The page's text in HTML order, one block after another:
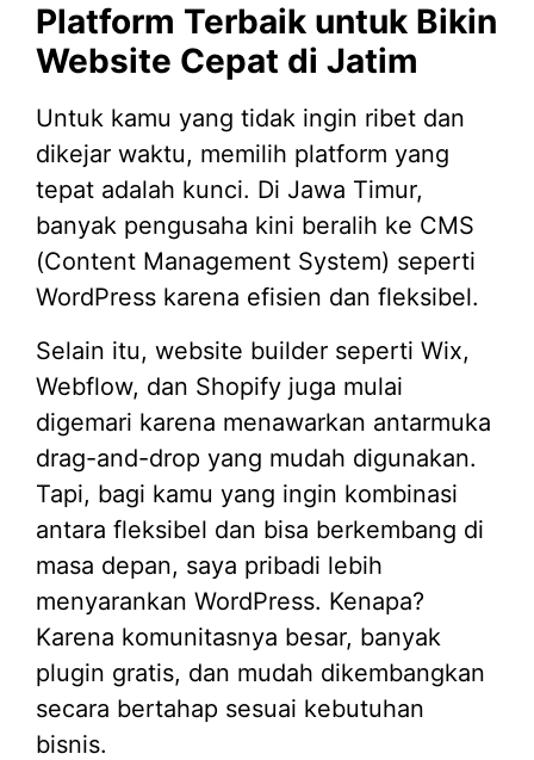
Platform Terbaik untuk Bikin
Website Cepat di Jatim
Untuk kamu yang tidak ingin ribet dan
dikejar waktu, memilih platform yang
tepat adalah kunci. Di Jawa Timur,
banyak pengusaha kini beralih ke CMS
(Content Management System) seperti
WordPress karena efisien dan fleksibel.
Selain itu, website builder seperti Wix,
Webflow, dan Shopify juga mulai
digemari karena menawarkan antarmuka
drag-and-drop yang mudah digunakan.
Tapi, bagi kamu yang ingin kombinasi
antara fleksibel dan bisa berkembang di
masa depan, saya pribadi lebih
menyarankan WordPress. Kenapa?
Karena komunitasnya besar, banyak
plugin gratis, dan mudah dikembangkan
secara bertahap sesuai kebutuhan
bisnis.